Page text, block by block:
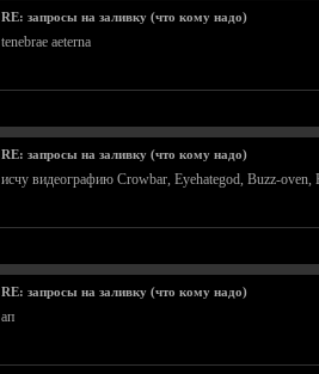
RE: запросы на заливку (что кому надо)
tenebrae aeterna
RE: запросы на заливку (что кому надо)
исчу видеографию Crowbar, Eyehategod, Buzz-
RE: запросы на заливку (что кому надо)
ап